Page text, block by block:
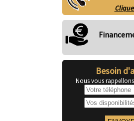
Besoin
Nous vous